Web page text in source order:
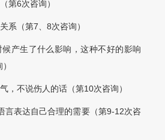
第6次咨询）
系（第7、8次咨询）
候产生了什么影响，这种不好的影响
，不说伤人的话（第10次咨询）
言表达自己合理的需要（第9-12次咨